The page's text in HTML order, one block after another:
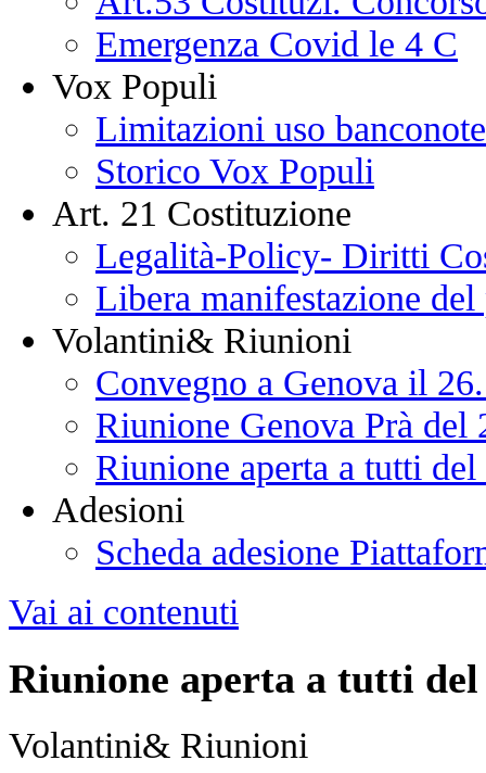
Emergenza Covid le 4 C
Vox Populi
Limitazioni uso
Storico Vox Populi
Art. 21 Costituzione
Legalità-Policy- Diritti
Libera manifestazione del
Volantini& Riunioni
Convegno a Genova il
Riunione Genova Prà del
Riunione aperta a tutti
Adesioni
Scheda adesione
Vai ai contenuti
Riunione aperta a tutti del
Volantini& Riunioni